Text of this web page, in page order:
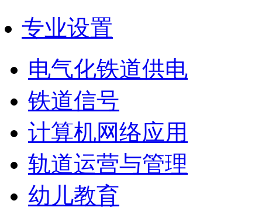
专业设置
电气化铁道供电
铁道信号
计算机网络应用
轨道运营与管理
幼儿教育